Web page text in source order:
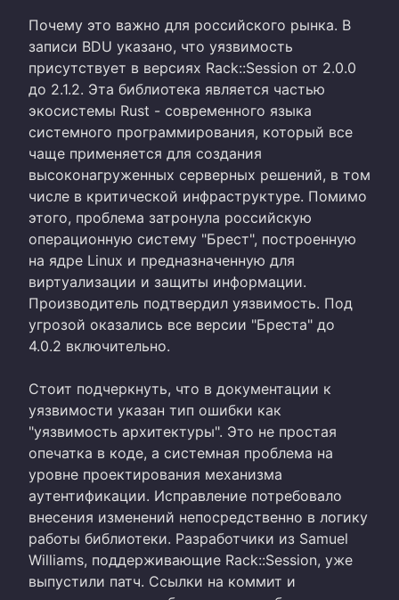
Почему это важно для российского рынка. В
записи BDU указано, что уязвимость
присутствует в версиях Rack::Session от 2.0.0
до 2.1.2. Эта библиотека является частью
экосистемы Rust - современного языка
системного программирования, который все
чаще применяется для создания
высоконагруженных серверных решений, в том
числе в критической инфраструктуре. Помимо
этого, проблема затронула российскую
операционную систему "Брест", построенную
на ядре Linux и предназначенную для
виртуализации и защиты информации.
Производитель подтвердил уязвимость. Под
угрозой оказались все версии "Бреста" до
4.0.2 включительно.
Стоит подчеркнуть, что в документации к
уязвимости указан тип ошибки как
"уязвимость архитектуры". Это не простая
опечатка в коде, а системная проблема на
уровне проектирования механизма
аутентификации. Исправление потребовало
внесения изменений непосредственно в логику
работы библиотеки. Разработчики из Samuel
Williams, поддерживающие Rack::Session, уже
выпустили патч. Ссылки на коммит и